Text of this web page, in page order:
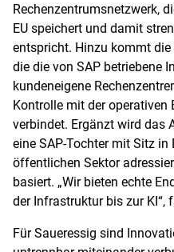
Rechenzentrumsnetzwerk,
EU speichert und damit
entspricht. Hinzu kommt die
die die von SAP betriebene
kundeneigene
Kontrolle mit der operativen
verbindet. Ergänzt wird das
eine SAP-Tochter mit Sitz
öffentlichen Sektor
basiert. „Wir bieten echte
der Infrastruktur bis zur KI“,
Für Saueressig sind